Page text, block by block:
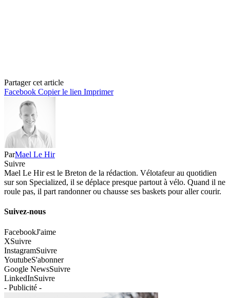
Partager cet article
Facebook Copier le lien Imprimer
ParMael Le Hir
Suivre
Mael Le Hir est le Breton de la rédaction. Vélotafeur au quotidien
sur son Specialized, il se déplace presque partout à vélo. Quand il ne
roule pas, il part randonner ou chausse ses baskets pour aller courir.
Suivez-nous
FacebookJ'aime
XSuivre
InstagramSuivre
YoutubeS'abonner
Google NewsSuivre
LinkedInSuivre
- Publicité -